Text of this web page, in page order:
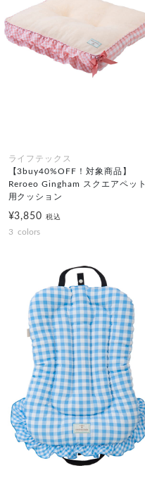
ライフテックス
【3buy40%OFF！対象商品】
Reroeo Gingham スクエアペット
用クッション
¥3,850税込
3 colors